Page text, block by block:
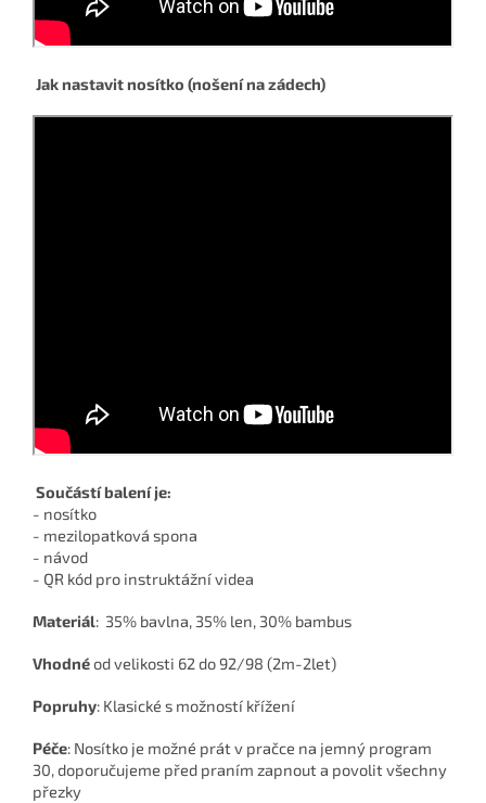
Jak nastavit nosítko (nošení na zádech)
Součástí balení je:
- nosítko
- mezilopatková spona
- návod
- QR kód pro instruktážní videa
Materiál: 35% bavlna, 35% len, 30% bambus
Vhodnéod velikosti 62 do 92/98 (2m-2let)
Popruhy: Klasické s možností křížení
Péče: Nosítko je možné prát v pračce na jemný program
30, doporučujeme před praním zapnout a povolit všechny
přezky